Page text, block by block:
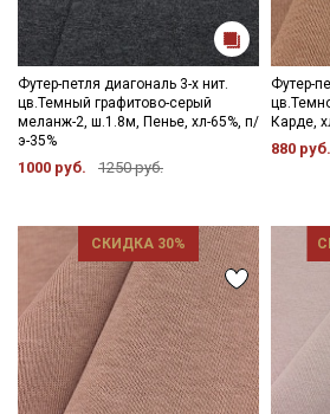
Футер-петля диагональ 3-х нит.
цв.Темный графитово-серый
меланж-2, ш.1.8м, Пенье, хл-65%, п/
э-35%
1000 руб. 1250 руб.
Футер-
Карде,
880 руб.
СКИДКА 30%
Ознакомлен(а) с Политикой
данных и даю Согласие на
ДаюСогласие на получение
информационных рассылок